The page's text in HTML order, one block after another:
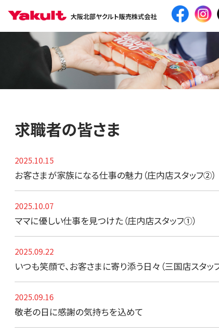
大阪北部ヤクルト販売株式会社
求職者の皆さま
2025.10.15
お客さまが家族になる仕事の魅力（庄内店スタッフ②）
2025.10.07
ママに優しい仕事を見つけた（庄内店スタッフ①）
2025.09.22
いつも笑顔で、お客さまに寄り添う日々（三国店スタッ
2025.09.16
敬老の日に感謝の気持ちを込めて